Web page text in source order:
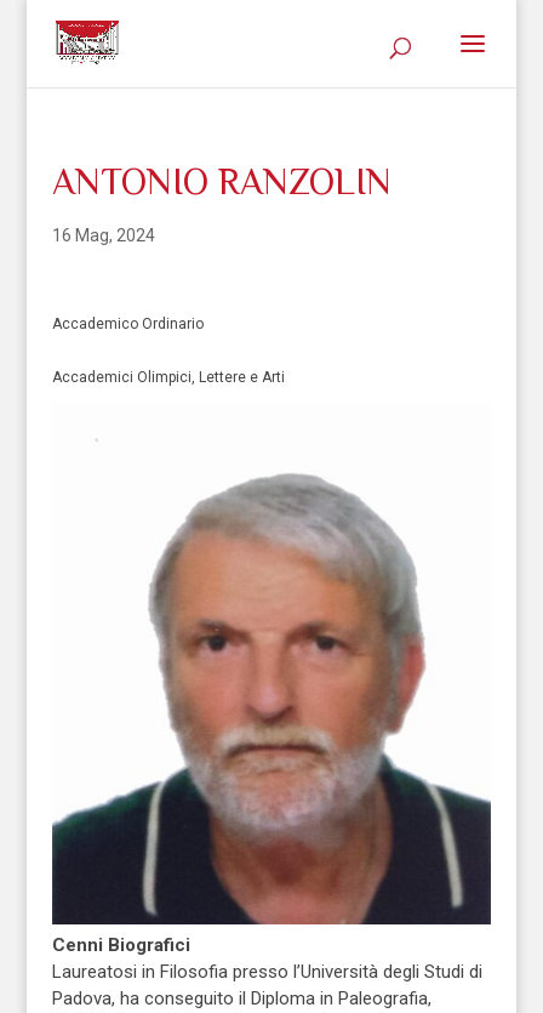
ANTONIO RANZOLIN
16 Mag, 2024
Accademico Ordinario
Accademici Olimpici, Lettere e Arti
Cenni Biografici
Laureatosi in Filosofia presso l’Università degli Studi di
Padova, ha conseguito il Diploma in Paleografia,